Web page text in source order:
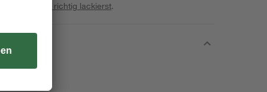
Bauprojekte richtig lackierst.